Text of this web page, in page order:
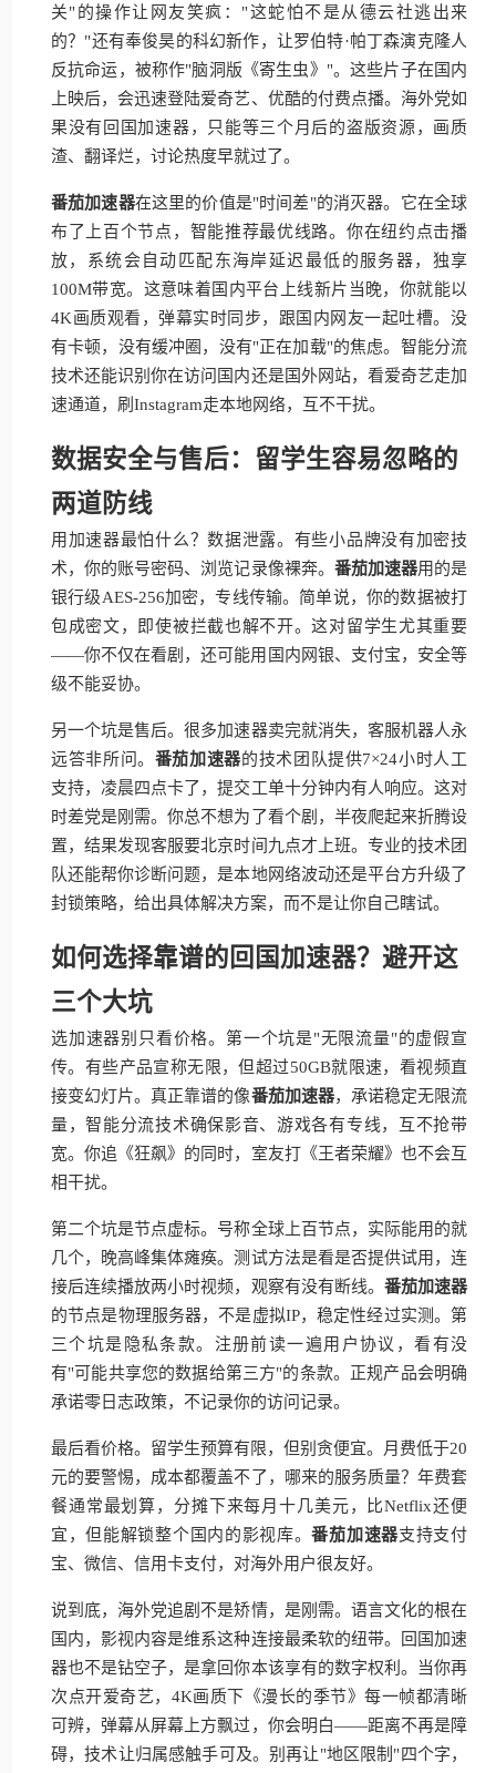
关"的操作让网友笑疯："这蛇怕不是从德云社逃出来
的？"还有奉俊昊的科幻新作，让罗伯特·帕丁森演克隆人
反抗命运，被称作"脑洞版《寄生虫》"。这些片子在国内
上映后，会迅速登陆爱奇艺、优酷的付费点播。海外党如
果没有回国加速器，只能等三个月后的盗版资源，画质
渣、翻译烂，讨论热度早就过了。
番茄加速器在这里的价值是"时间差"的消灭器。它在全球
布了上百个节点，智能推荐最优线路。你在纽约点击播
放，系统会自动匹配东海岸延迟最低的服务器，独享
100M带宽。这意味着国内平台上线新片当晚，你就能以
4K画质观看，弹幕实时同步，跟国内网友一起吐槽。没
有卡顿，没有缓冲圈，没有"正在加载"的焦虑。智能分流
技术还能识别你在访问国内还是国外网站，看爱奇艺走加
速通道，刷Instagram走本地网络，互不干扰。
数据安全与售后：留学生容易忽略的
两道防线
用加速器最怕什么？数据泄露。有些小品牌没有加密技
术，你的账号密码、浏览记录像裸奔。 番茄加速器用的是
银行级AES-256加密，专线传输。简单说，你的数据被打
包成密文，即使被拦截也解不开。这对留学生尤其重要
——你不仅在看剧，还可能用国内网银、支付宝，安全等
级不能妥协。
另一个坑是售后。很多加速器卖完就消失，客服机器人永
远答非所问。 番茄加速器的技术团队提供7×24小时人工
支持，凌晨四点卡了，提交工单十分钟内有人响应。这对
时差党是刚需。你总不想为了看个剧，半夜爬起来折腾设
置，结果发现客服要北京时间九点才上班。专业的技术团
队还能帮你诊断问题，是本地网络波动还是平台方升级了
封锁策略，给出具体解决方案，而不是让你自己瞎试。
如何选择靠谱的回国加速器？避开这
三个大坑
选加速器别只看价格。第一个坑是"无限流量"的虚假宣
传。有些产品宣称无限，但超过50GB就限速，看视频直
接变幻灯片。真正靠谱的像番茄加速器，承诺稳定无限流
量，智能分流技术确保影音、游戏各有专线，互不抢带
宽。你追《狂飙》的同时，室友打《王者荣耀》也不会互
相干扰。
第二个坑是节点虚标。号称全球上百节点，实际能用的就
几个，晚高峰集体瘫痪。测试方法是看是否提供试用，连
接后连续播放两小时视频，观察有没有断线。 番茄加速器
的节点是物理服务器，不是虚拟IP，稳定性经过实测。第
三个坑是隐私条款。注册前读一遍用户协议，看有没
有"可能共享您的数据给第三方"的条款。正规产品会明确
承诺零日志政策，不记录你的访问记录。
最后看价格。留学生预算有限，但别贪便宜。月费低于20
元的要警惕，成本都覆盖不了，哪来的服务质量？年费套
餐通常最划算，分摊下来每月十几美元，比Netflix还便
宜，但能解锁整个国内的影视库。番茄加速器支持支付
宝、微信、信用卡支付，对海外用户很友好。
说到底，海外党追剧不是矫情，是刚需。语言文化的根在
国内，影视内容是维系这种连接最柔软的纽带。回国加速
器也不是钻空子，是拿回你本该享有的数字权利。当你再
次点开爱奇艺，4K画质下《漫长的季节》每一帧都清晰
可辨，弹幕从屏幕上方飘过，你会明白——距离不再是障
碍，技术让归属感触手可及。别再让"地区限制"四个字，